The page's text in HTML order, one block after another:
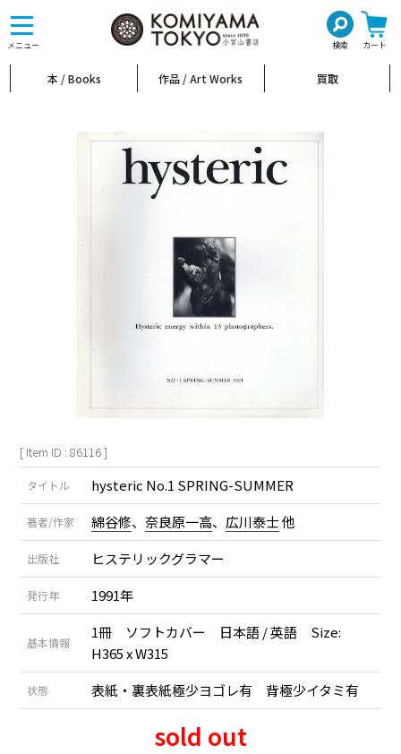
メニュー 検索 カート
toggle
navigation
本 / Books 作品 / Art Works 買取
[ Item ID : 86116 ]
タイトル hysteric No.1 SPRING-SUMMER
著者/作家 綿谷修、奈良原一高、 広川泰士他
出版社 ヒステリックグラマー
発行年 1991年
基本情報
1冊 ソフトカバー 日本語 / 英語 Size:
H365 x W315
状態 表紙・裏表紙極少ヨゴレ有 背極少イタミ有
sold out